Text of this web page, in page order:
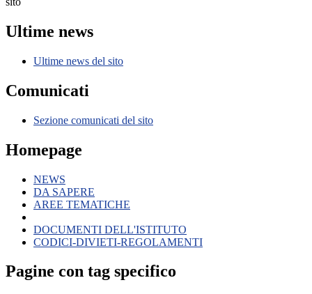
Ultime news
Ultime news del sito
Comunicati
Sezione comunicati del sito
Homepage
NEWS
DA SAPERE
AREE TEMATICHE
DOCUMENTI DELL'ISTITUTO
CODICI-DIVIETI-REGOLAMENTI
Pagine con tag specifico